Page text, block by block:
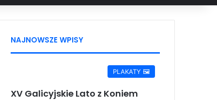
NAJNOWSZE WPISY
PLAKATY 🖼️
XV Galicyjskie Lato z Koniem